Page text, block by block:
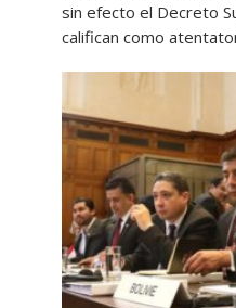
sin efecto el Decreto
califican como